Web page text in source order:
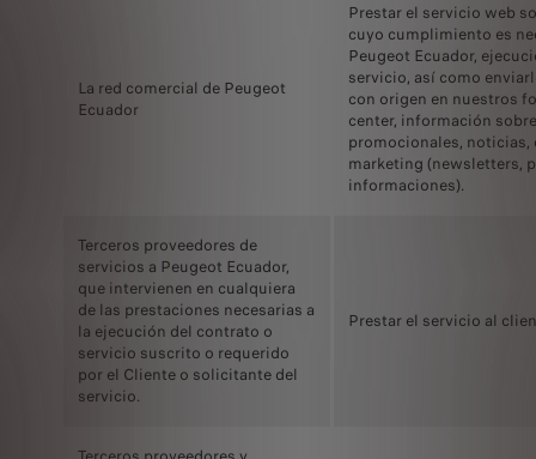
La red comercial de Peugeot
Ecuador
Prestar el servicio web
cuyo cumplimiento es
Peugeot Ecuador,
servicio, así como
con origen en nuestros
center, información
promocionales, noticias,
marketing (newsletters,
informaciones).
Terceros proveedores de
servicios a Peugeot Ecuador,
que intervienen en cualquiera
de las prestaciones necesarias a
la ejecución del contrato o
servicio suscrito o requerido
por el Cliente o solicitante del
servicio.
Prestar el servicio al